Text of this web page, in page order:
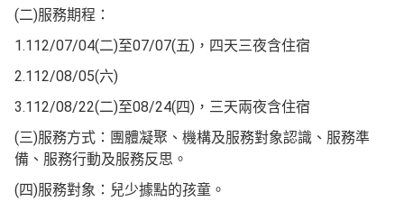
(二)服務期程：
1.112/07/04(二)至07/07(五)，四天三夜含住宿
2.112/08/05(六)
3.112/08/22(二)至08/24(四)，三天兩夜含住宿
(三)服務方式：團體凝聚、機構及服務對象認識、服務準
備、服務行動及服務反思。
(四)服務對象：兒少據點的孩童。